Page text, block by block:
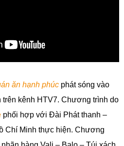
ăn hạnh phúc phát sóng vào
trên kênh HTV7. Chương trình do
phối hợp với Đài Phát thanh –
Chí Minh thực hiện. Chương